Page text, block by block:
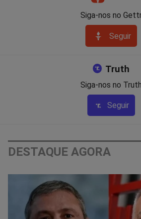
Siga-nos no
Seguir
Truth
Siga-nos no Truth
Seguir
DESTAQUE AGORA